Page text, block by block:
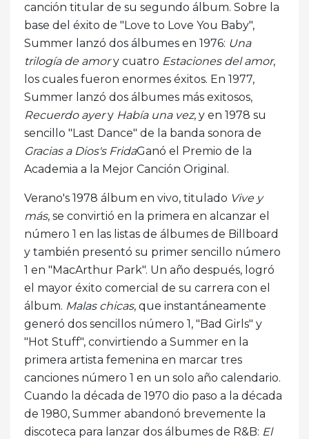
canción titular de su segundo álbum. Sobre la
base del éxito de "Love to Love You Baby",
Summer lanzó dos álbumes en 1976: Una
trilogía de amory cuatro Estaciones del amor,
los cuales fueron enormes éxitos. En 1977,
Summer lanzó dos álbumes más exitosos,
Recuerdo ayery Había una vez, y en 1978 su
sencillo "Last Dance" de la banda sonora de
Gracias a Dios's FridaGanó el Premio de la
Academia a la Mejor Canción Original.
Verano's 1978 álbum en vivo, titulado Vive y
más, se convirtió en la primera en alcanzar el
número 1 en las listas de álbumes de Billboard
y también presentó su primer sencillo número
1 en "MacArthur Park". Un año después, logró
el mayor éxito comercial de su carrera con el
álbum. Malas chicas, que instantáneamente
generó dos sencillos número 1, "Bad Girls" y
"Hot Stuff", convirtiendo a Summer en la
primera artista femenina en marcar tres
canciones número 1 en un solo año calendario.
Cuando la década de 1970 dio paso a la década
de 1980, Summer abandonó brevemente la
discoteca para lanzar dos álbumes de R&B: El